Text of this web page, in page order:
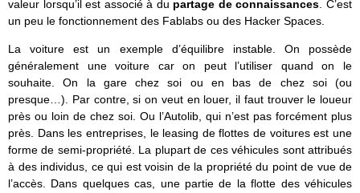
valeur lorsqu’il est associé à du partage de connaissances . C’est
un peu le fonctionnement des Fablabs ou des Hacker Spaces.
La voiture est un exemple d’équilibre instable. On possède
généralement une voiture car on peut l’utiliser quand on le
souhaite. On la gare chez soi ou en bas de chez soi (ou
presque…). Par contre, si on veut en louer, il faut trouver le loueur
près ou loin de chez soi. Ou l’Autolib, qui n’est pas forcément plus
près. Dans les entreprises, le leasing de flottes de voitures est une
forme de semi-propriété. La plupart de ces véhicules sont attribués
à des individus, ce qui est voisin de la propriété du point de vue de
l’accès. Dans quelques cas, une partie de la flotte des véhicules